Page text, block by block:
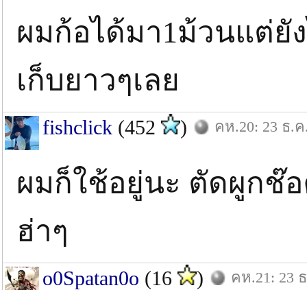
ผมก้อได้มา1ม้วนแต่ยั
เก็บยาวๆเลย
fishclick (452 ) คห.20: 23 ธ.ค
ผมก็ใช้อยู่นะ ตัดผูกช๊
ฮ่าๆ
o0Spatan0o (16 ) คห.21: 23